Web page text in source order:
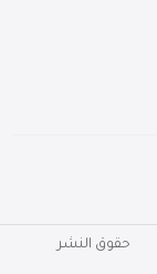
حقوق النشر